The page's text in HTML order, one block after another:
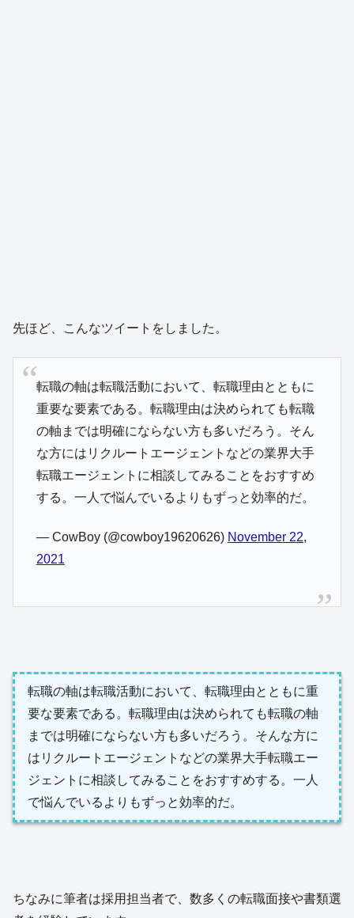
先ほど、こんなツイートをしました。
転職の軸は転職活動において、転職理由とともに
重要な要素である。転職理由は決められても転職
の軸までは明確にならない方も多いだろう。そん
な方にはリクルートエージェントなどの業界大手
転職エージェントに相談してみることをおすすめ
する。一人で悩んでいるよりもずっと効率的だ。
— CowBoy (@cowboy19620626) November 22,
2021
転職の軸は転職活動において、転職理由とともに重
要な要素である。転職理由は決められても転職の軸
までは明確にならない方も多いだろう。そんな方に
はリクルートエージェントなどの業界大手転職エー
ジェントに相談してみることをおすすめする。一人
で悩んでいるよりもずっと効率的だ。
ちなみに筆者は採用担当者で、数多くの転職面接や書類選